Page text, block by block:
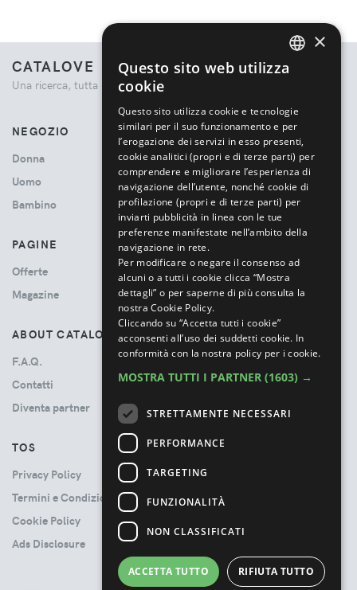
CATALOVE
Una ricerca, tutta la moda.
NEGOZIO
Donna
Uomo
Bambino
PAGINE
Offerte
Magazine
ABOUT CATALOVE
F.A.Q.
Contatti
Diventa partner
TOS
Privacy Policy
Termini e Condizioni
Cookie Policy
Ads Disclosure
×
Questo sito web utilizza
cookie
Questo sito utilizza cookie e tecnologie
similari per il suo funzionamento e per
l’erogazione dei servizi in esso presenti,
cookie analitici (propri e di terze parti) per
comprendere e migliorare l’esperienza di
navigazione dell’utente, nonché cookie di
profilazione (propri e di terze parti) per
inviarti pubblicità in linea con le tue
preferenze manifestate nell’ambito della
navigazione in rete.
Per modificare o negare il consenso ad
alcuni o a tutti i cookie clicca “Mostra
dettagli” o per saperne di più consulta la
nostra Cookie Policy.
Cliccando su “Accetta tutti i cookie”
acconsenti all’uso dei suddetti cookie. In
conformità con la nostra policy per i cookie.
MOSTRA TUTTI I PARTNER (1603) →
STRETTAMENTE NECESSARI
PERFORMANCE
TARGETING
FUNZIONALITÀ
NON CLASSIFICATI
ACCETTA TUTTO RIFIUTA TUTTO